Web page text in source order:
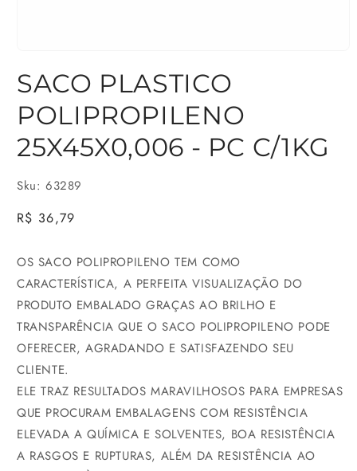
mídia
1
na
janela
SACO PLASTICO
POLIPROPILENO
25X45X0,006 - PC C/1KG
Sku: 63289
Preço
R$ 36,79
OS SACO POLIPROPILENO TEM COMO
CARACTERÍSTICA, A PERFEITA VISUALIZAÇÃO DO
PRODUTO EMBALADO GRAÇAS AO BRILHO E
TRANSPARÊNCIA QUE O SACO POLIPROPILENO PODE
OFERECER, AGRADANDO E SATISFAZENDO SEU
CLIENTE.
ELE TRAZ RESULTADOS MARAVILHOSOS PARA EMPRESAS
QUE PROCURAM EMBALAGENS COM RESISTÊNCIA
ELEVADA A QUÍMICA E SOLVENTES, BOA RESISTÊNCIA
A RASGOS E RUPTURAS, ALÉM DA RESISTÊNCIA AO